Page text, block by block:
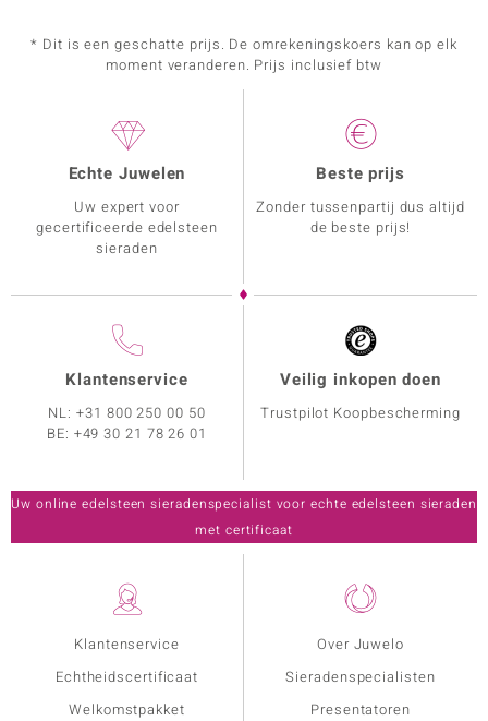
* Dit is een geschatte prijs. De omrekeningskoers kan op elk
moment veranderen. Prijs inclusief btw
Klantenservice
Echtheidscertificaat
Welkomstpakket
Over Juwelo
Sieradenspecialisten
Presentatoren
Echte Juwelen
Uw expert voor
gecertificeerde edelsteen
sieraden
Beste prijs
Zonder tussenpartij dus altijd
de beste prijs!
Klantenservice
NL:+31 800 250 00 50
BE: +49 30 21 78 26 01
Veilig inkopen doen
Trustpilot Koopbescherming
Uw online edelsteen sieradenspecialist voor echte edelsteen sieraden
met certificaat